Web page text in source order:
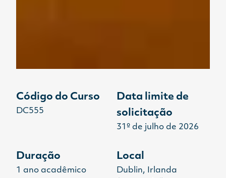
Código do Curso
DC555
Data limite de
solicitação
31º de julho de 2026
Duração
1 ano acadêmico
Local
Dublin, Irlanda